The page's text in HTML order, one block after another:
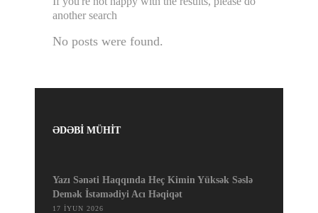
another search
No posts were found.
ƏDƏBİ MÜHİT
Yazı Sənəti Haqqında Heç Kimin Yüksək Səslə
Demək İstəmədiyi Acı Həqiqət
17 İYUN 2026